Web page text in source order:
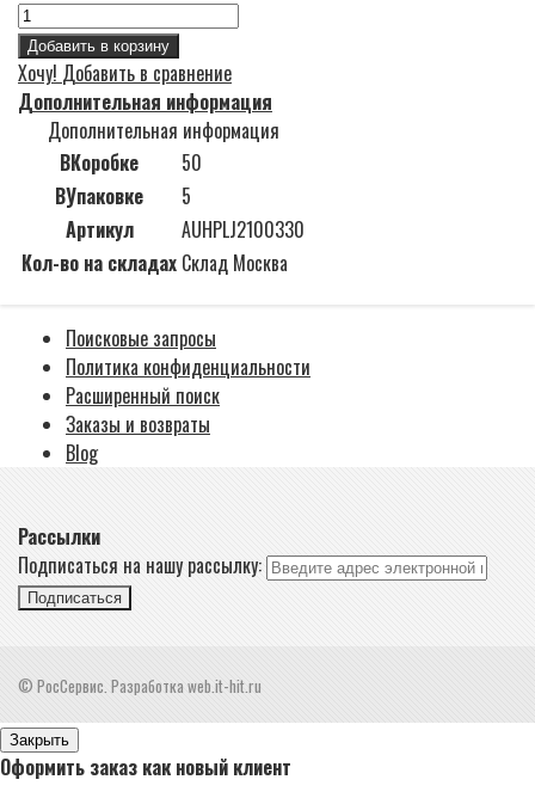
Добавить в корзину
Хочу! Добавить в сравнение
Дополнительная информация
Дополнительная информация
ВКоробке
50
ВУпаковке
5
Артикул
AUHPLJ2100330
Кол-во на складах Склад Москва
Поисковые запросы
Политика конфиденциальности
Расширенный поиск
Заказы и возвраты
Blog
Рассылки
Подписаться на нашу рассылку:
Подписаться
© РосСервис. Разработка web.it-hit.ru
Закрыть
Оформить заказ как новый клиент